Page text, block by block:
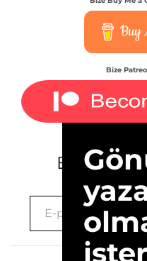
Buy
Bize
E-